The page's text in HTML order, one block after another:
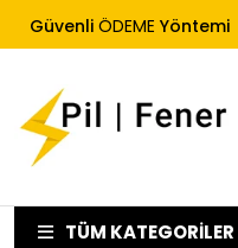
Güvenli ÖDEME Yöntemi
Ücretsiz İade Garantisi
TÜM KATEGORILER